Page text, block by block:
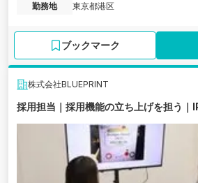
勤務地
東京都港区
ブックマーク
株式会社BLUEPRINT
採用担当｜採用機能の立ち上げを担う